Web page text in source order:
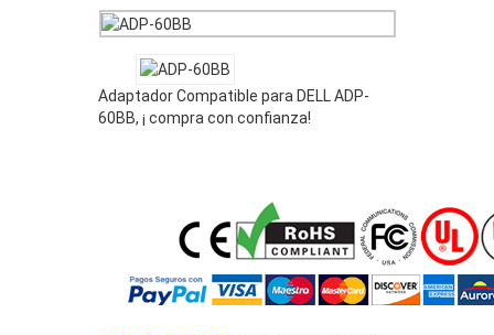
Adaptador Compatible para DELL ADP-
60BB, ¡ compra con confianza!